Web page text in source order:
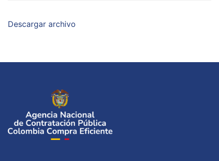
Descargar archivo